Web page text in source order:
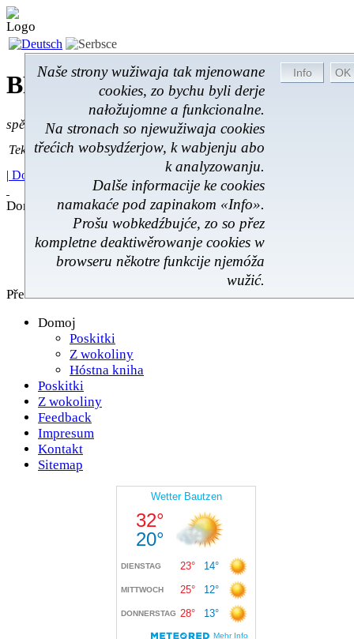
BROM-Service *Online
spěšnje * spušćomnje * małonałožnje
Naše strony wužiwaja tak mjenowane
cookies, zo bychu byli derje
nałožujomne a funkcionalne.
Na stronach so njewužiwaja cookies
třećich wobsydźerjow, k wabjenju abo
k analyzowanju.
Dalše informacije ke cookies
namakaće pod zapinakom «Info».
Prošu wobkedźbujće, zo so přez
kompletne deaktiwěrowanje cookies w
browseru někotre funkcije njemóža
wužić.
Tekst pytać:
Tekst pytać
| Domoj Z wokoliny|Feedback |
Domoj
Poskitki
Z wokoliny
Hóstna kniha
Přehlad
Domoj
Poskitki
Z wokoliny
Hóstna kniha
Poskitki
Z wokoliny
Feedback
Impresum
Kontakt
Sitemap